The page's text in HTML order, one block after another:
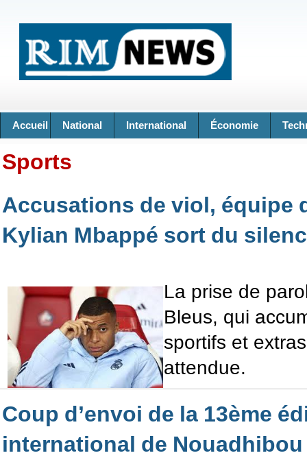
Accueil National International Économie
Sports
Accusations de viol, équipe
Kylian Mbappé sort du
La prise de
Bleus, qui
sportifs et
attendue.
Coup d’envoi de la 13ème
international de Nouadhibou